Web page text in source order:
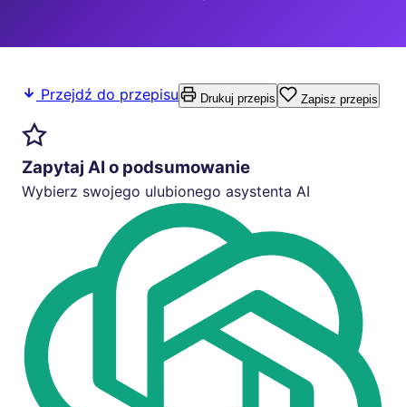
Przejdź do przepisu Drukuj przepis Zapisz przepis
Zapytaj AI o podsumowanie
Wybierz swojego ulubionego asystenta AI